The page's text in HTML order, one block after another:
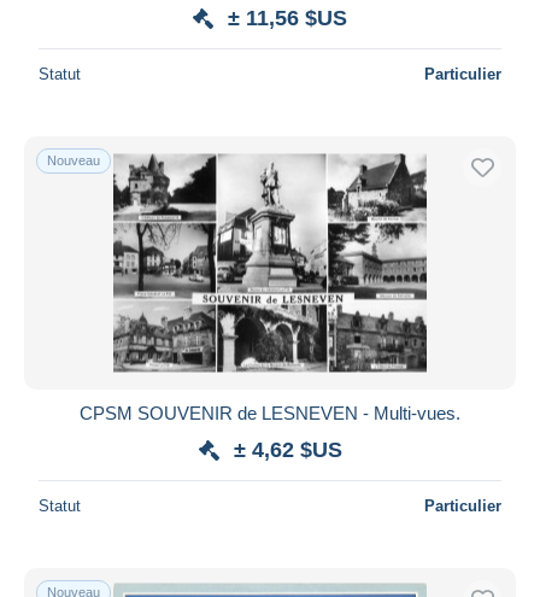
± 11,56 $US
Statut Particulier
Nouveau
CPSM SOUVENIR de LESNEVEN - Multi-vues.
± 4,62 $US
Statut Particulier
Nouveau